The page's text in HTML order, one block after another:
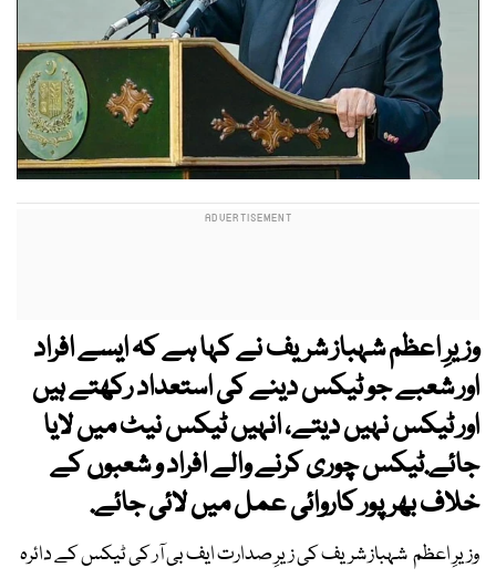
وزیرِ اعظم شہباز شریف نے کہا ہے کہ ایسے افراد
اور شعبے جو ٹیکس دینے کی استعداد رکھتے ہیں
اور ٹیکس نہیں دیتے، انہیں ٹیکس نیٹ میں لایا
جائے.ٹیکس چوری کرنے والے افراد و شعبوں کے
خلاف بھرپور کاروائی عمل میں لائی جائے.
وزیرِ اعظم شہباز شریف کی زیرِ صدارت ایف بی آر کی ٹیکس کے دائرہ